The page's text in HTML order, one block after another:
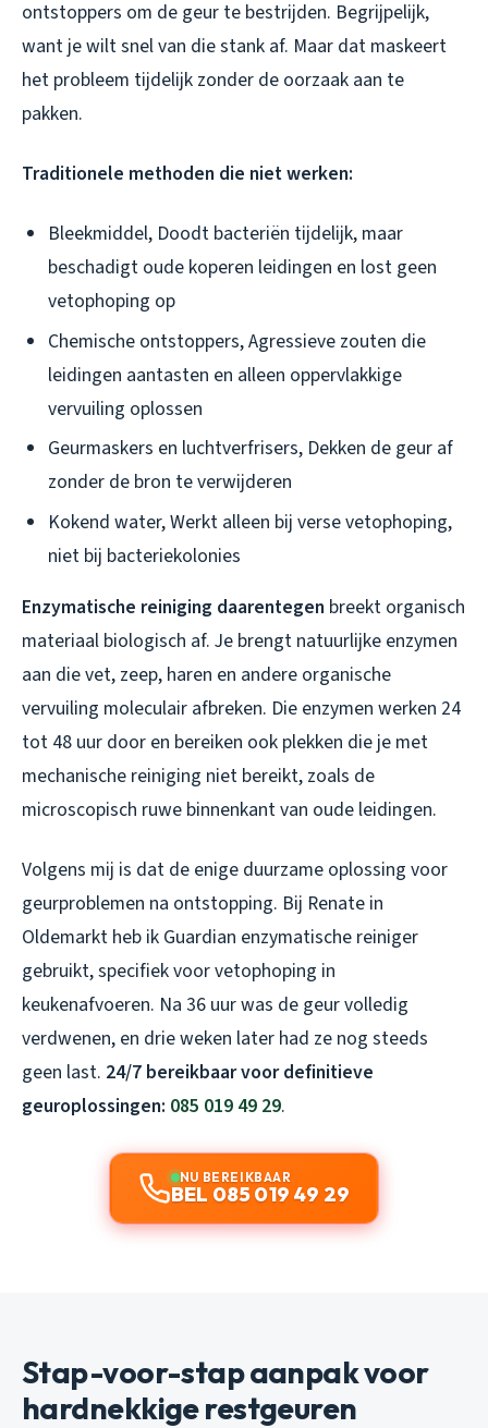
ontstoppers om de geur te bestrijden. Begrijpelijk,
want je wilt snel van die stank af. Maar dat maskeert
het probleem tijdelijk zonder de oorzaak aan te
pakken.
Traditionele methoden die niet werken:
Bleekmiddel, Doodt bacteriën tijdelijk, maar
beschadigt oude koperen leidingen en lost geen
vetophoping op
Chemische ontstoppers, Agressieve zouten die
leidingen aantasten en alleen oppervlakkige
vervuiling oplossen
Geurmaskers en luchtverfrisers, Dekken de geur af
zonder de bron te verwijderen
Kokend water, Werkt alleen bij verse vetophoping,
niet bij bacteriekolonies
Enzymatische reiniging daarentegen breekt organisch
materiaal biologisch af. Je brengt natuurlijke enzymen
aan die vet, zeep, haren en andere organische
vervuiling moleculair afbreken. Die enzymen werken 24
tot 48 uur door en bereiken ook plekken die je met
mechanische reiniging niet bereikt, zoals de
microscopisch ruwe binnenkant van oude leidingen.
Volgens mij is dat de enige duurzame oplossing voor
geurproblemen na ontstopping. Bij Renate in
Oldemarkt heb ik Guardian enzymatische reiniger
gebruikt, specifiek voor vetophoping in
keukenafvoeren. Na 36 uur was de geur volledig
verdwenen, en drie weken later had ze nog steeds
geen last. 24/7 bereikbaar voor definitieve
geuroplossingen: 085 019 49 29.
NU BEREIKBAAR
BEL 085 019 49 29
Stap-voor-stap aanpak voor
hardnekkige restgeuren